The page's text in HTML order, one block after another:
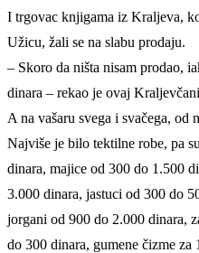
I trgovac knjigama iz Kraljeva,
Užicu, žali se na slabu prodaju.
– Skoro da ništa nisam prodao,
dinara – rekao je ovaj
A na vašaru svega i svačega, od
Najviše je bilo tektilne robe, pa
dinara, majice od 300 do 1.500
3.000 dinara, jastuci od 300 do
jorgani od 900 do 2.000 dinara,
do 300 dinara, gumene čizme za